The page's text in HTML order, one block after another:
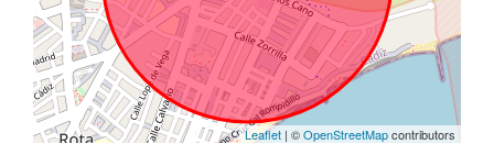
Leaflet | ©OpenStreetMapcontributors